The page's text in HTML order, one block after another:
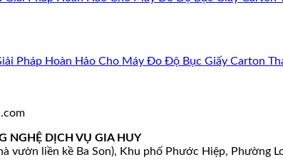
Pháp Hoàn Hảo Cho Máy Đo Độ Bục Giấy Carton
NGHỆ DỊCH VỤ GIA HUY
vườn liền kề Ba Son), Khu phố Phước Hiệp, Phường